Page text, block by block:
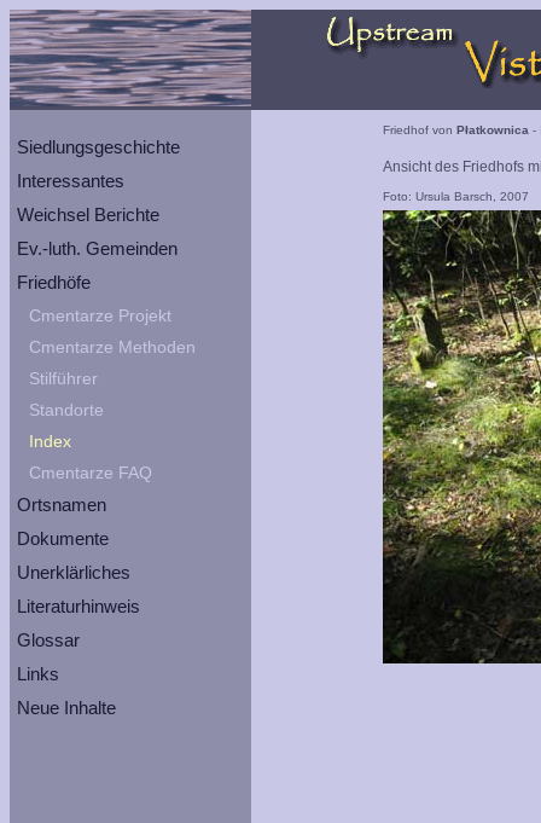
Siedlungsgeschichte
Interessantes
Weichsel Berichte
Ev.-luth. Gemeinden
Friedhöfe
Cmentarze Projekt
Cmentarze Methoden
Stilführer
Standorte
Index
Cmentarze FAQ
Ortsnamen
Dokumente
Unerklärliches
Literaturhinweis
Glossar
Links
Neue Inhalte
Friedhof von Płatkownica -
Ansicht des Friedhofs
Foto: Ursula Barsch, 2007